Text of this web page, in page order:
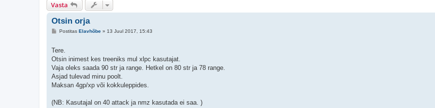
Vasta
Otsin orja
P
i
t
u
s
Postitas Elavhõbe» 13 Juul 2017, 15:43
Tere.
Otsin inimest kes treeniks mul xlpc kasutajat.
Vaja oleks saada 90 str ja range. Hetkel on 80 str ja 78 range.
Asjad tulevad minu poolt.
Maksan 4gp/xp või kokkuleppides.
(NB: Kasutajal on 40 attack ja nmz kasutada ei saa. )